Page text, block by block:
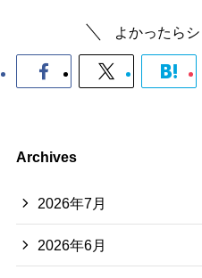
よかったら
Archives
2026年7月
2026年6月